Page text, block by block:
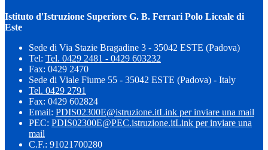
Istituto d'Istruzione Superiore G. B. Ferrari Polo Liceale di
Este
Sede di Via Stazie Bragadine 3 - 35042 ESTE (Padova)
Tel: Tel. 0429 2481 - 0429 603232
Fax: 0429 2470
Sede di Viale Fiume 55 - 35042 ESTE (Padova) - Italy
Tel. 0429 2791
Fax: 0429 602824
Email: PDIS02300E@istruzione.itLink per inviare una mail
PEC: PDIS02300E@PEC.istruzione.itLink per inviare una
mail
C.F.: 91021700280